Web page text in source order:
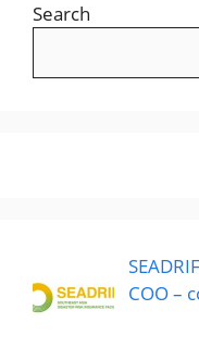
Search
COO –